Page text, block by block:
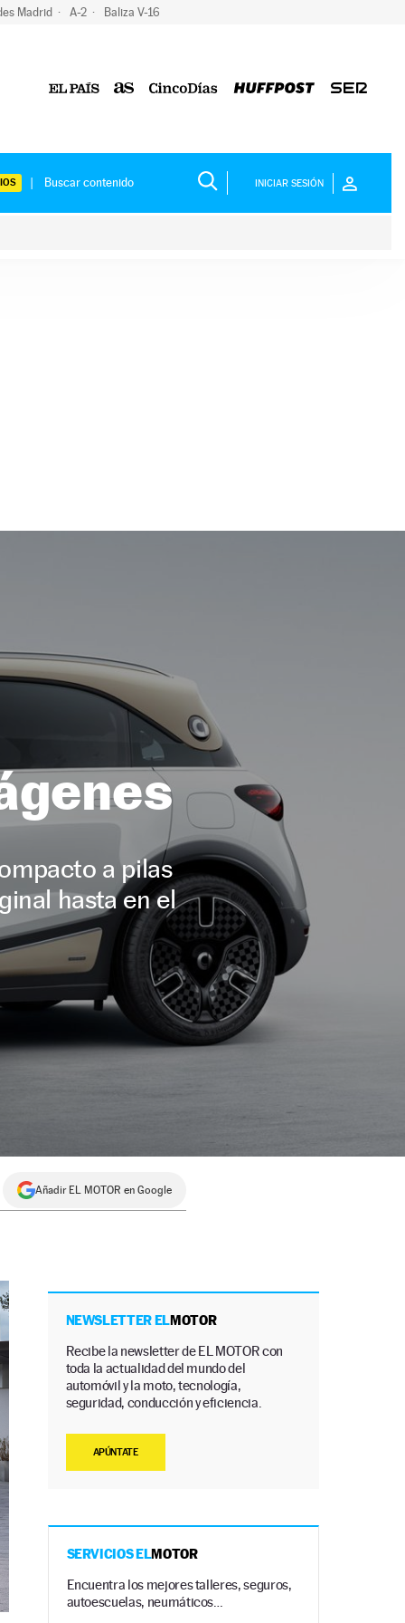
Madrid A-2 Baliza V-16
INICIAR SESIÓN
a pilas
hasta en el
Añadir EL MOTOR en Google
NEWSLETTER ELMOTOR
Recibe la newsletter de EL MOTOR con
toda la actualidad del mundo del
automóvil y la moto, tecnología,
seguridad, conducción y eficiencia.
APÚNTATE
SERVICIOS ELMOTOR
Encuentra los mejores talleres, seguros,
autoescuelas, neumáticos…